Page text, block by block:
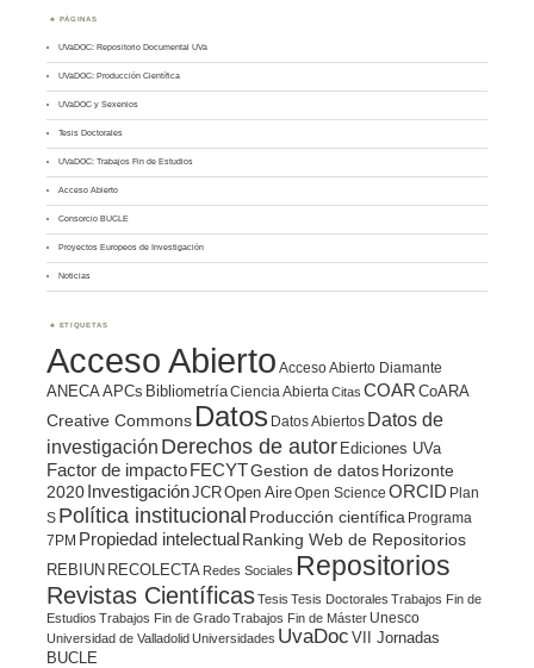
PÁGINAS
UVaDOC: Repositorio Documental UVa
UVaDOC: Producción Científica
UVaDOC y Sexenios
Tesis Doctorales
UVaDOC: Trabajos Fin de Estudios
Acceso Abierto
Consorcio BUCLE
Proyectos Europeos de Investigación
Noticias
ETIQUETAS
Acceso Abierto Acceso Abierto Diamante
ANECA APCs BibliometríaCiencia Abierta Citas COAR CoARA
Creative Commons Datos Datos Abiertos Datos de
investigación Derechos de autor Ediciones UVa
Factor de impacto FECYTGestion de datosHorizonte
2020 InvestigaciónJCROpen AireOpen Science ORCID Plan
S Política institucional Producción científica Programa
7PM Propiedad intelectualRanking Web de Repositorios
REBIUN RECOLECTA Redes Sociales Repositorios
Revistas CientíficasTesis Tesis Doctorales Trabajos Fin de
Estudios Trabajos Fin de GradoTrabajos Fin de Máster Unesco
Universidad de ValladolidUniversidades UvaDoc VII Jornadas
BUCLE